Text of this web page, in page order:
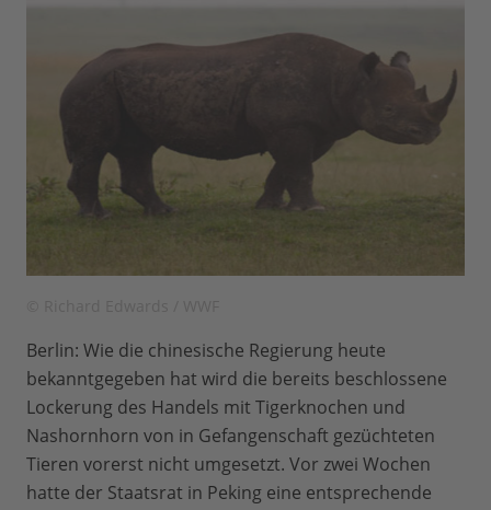
Berlin: Wie die chinesische Regierung heute
bekanntgegeben hat wird die bereits beschlossene
Lockerung des Handels mit Tigerknochen und
Nashornhorn von in Gefangenschaft gezüchteten
Tieren vorerst nicht umgesetzt. Vor zwei Wochen
hatte der Staatsrat in Peking eine entsprechende